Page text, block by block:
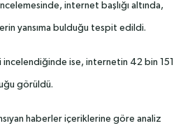
internet başlığı altında,
yansıma bulduğu tespit edildi.
incelendiğinde ise, internetin 42 bin 151
görüldü.
haberler içeriklerine göre analiz